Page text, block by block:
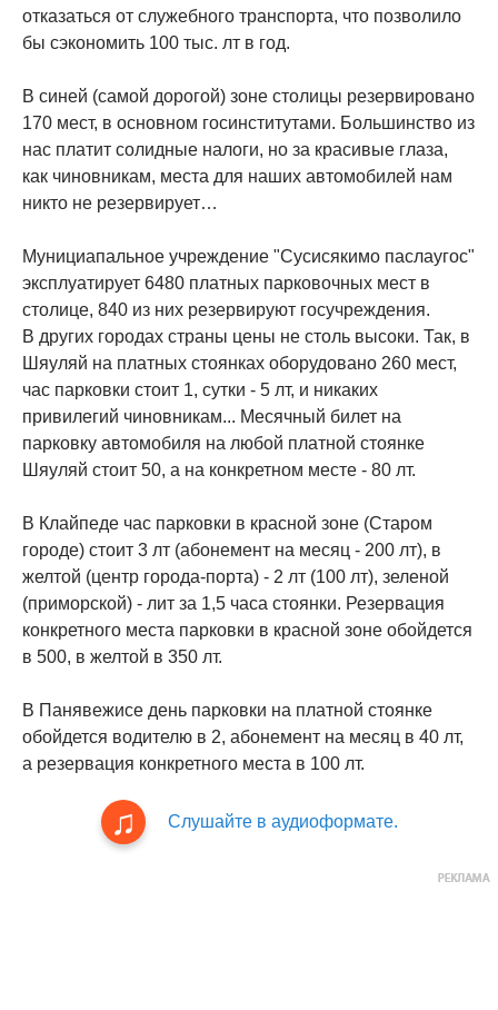
отказаться от служебного транспорта, что позволило
бы сэкономить 100 тыс. лт в год.
В синей (самой дорогой) зоне столицы резервировано
170 мест, в основном госинститутами. Большинство из
нас платит солидные налоги, но за красивые глаза,
как чиновникам, места для наших автомобилей нам
никто не резервирует…
Мунициапальное учреждение "Сусисякимо паслаугос"
эксплуатирует 6480 платных парковочных мест в
столице, 840 из них резервируют госучреждения.
В других городах страны цены не столь высоки. Так, в
Шяуляй на платных стоянках оборудовано 260 мест,
час парковки стоит 1, сутки - 5 лт, и никаких
привилегий чиновникам... Месячный билет на
парковку автомобиля на любой платной стоянке
Шяуляй стоит 50, а на конкретном месте - 80 лт.
В Клайпеде час парковки в красной зоне (Старом
городе) стоит 3 лт (абонемент на месяц - 200 лт), в
желтой (центр города-порта) - 2 лт (100 лт), зеленой
(приморской) - лит за 1,5 часа стоянки. Резервация
конкретного места парковки в красной зоне обойдется
в 500, в желтой в 350 лт.
В Панявежисе день парковки на платной стоянке
обойдется водителю в 2, абонемент на месяц в 40 лт,
а резервация конкретного места в 100 лт.
Слушайте в аудиоформате.